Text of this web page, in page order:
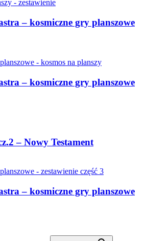
– kosmiczne gry planszowe
– kosmiczne gry planszowe
– Nowy Testament
– kosmiczne gry planszowe